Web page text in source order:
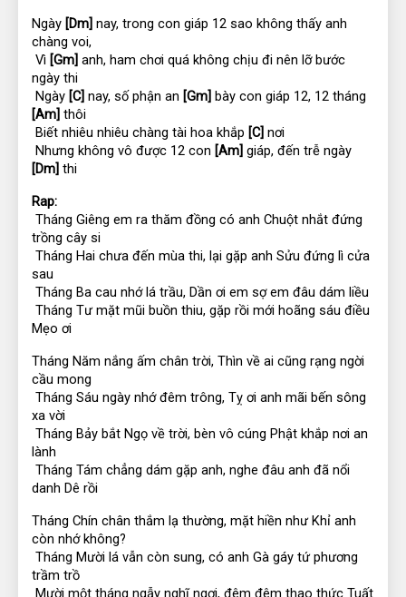
Ngày [Dm] nay, trong con giáp 12 sao không thấy anh
chàng voi,
Vì [Gm] anh, ham chơi quá không chịu đi nên lỡ bước
ngày thi
Ngày [C] nay, số phận an [Gm]
[Am] thôi
Biết nhiêu nhiêu chàng tài hoa khắp [C] nơi
Nhưng không vô được 12 con [Am]
[Dm] thi
Rap:
trồng cây si
sau
Tháng Ba cau nhớ lá trầu, Dần ơi em sợ em đâu dám liều
Mẹo ơi
Tháng Năm nắng ấm chân trời, Thìn về ai cũng rạng ngời
cầu mong
xa vời
lành
danh Dê rồi
Tháng Chín chân thắm lạ thường, mặt hiền như Khỉ anh
còn nhớ không?
trầm trồ